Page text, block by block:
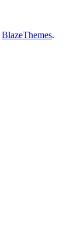
BlazeThemes.